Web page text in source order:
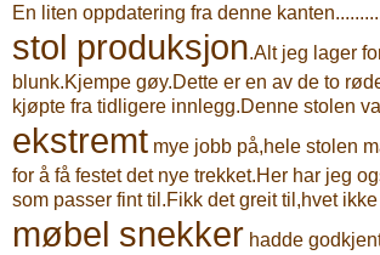
En liten oppdatering fra denne
stol produksjon.Alt jeg lager
blunk.Kjempe gøy.Dette er en av de to
kjøpte fra tidligere innlegg.Denne stolen
ekstremt mye jobb på,hele stolen
for å få festet det nye trekket.Her har jeg
som passer fint til.Fikk det greit til,hvetikke
møbel snekker hadde